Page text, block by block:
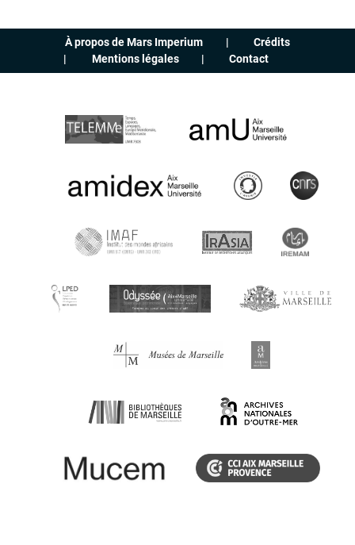
À propos de Mars Imperium
Crédits
Mentions légales
Contact